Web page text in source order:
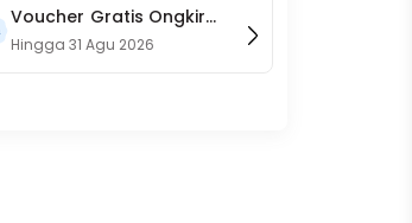
Voucher Gratis Ongkir
15RB (Only on Website)
Hingga31 Agu 2026